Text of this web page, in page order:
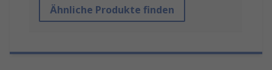
Ähnliche Produkte finden